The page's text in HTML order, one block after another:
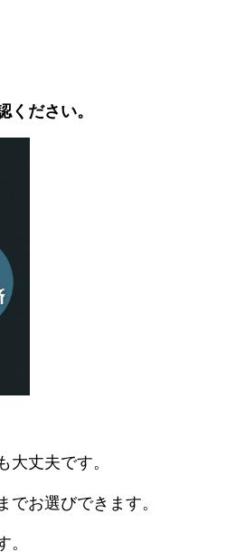
ださい。
丈夫です。
お選びできます。
。